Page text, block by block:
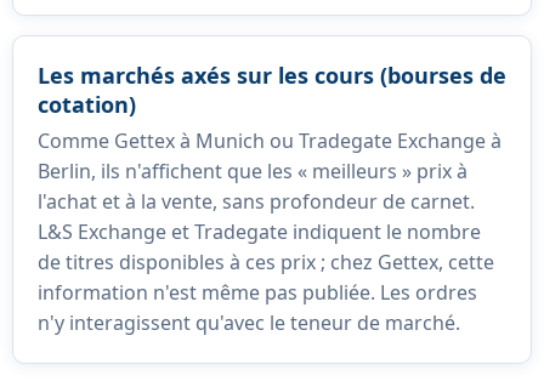
Les marchés axés sur les cours (bourses de
cotation)
Comme Gettex à Munich ou Tradegate Exchange à
Berlin, ils n'affichent que les « meilleurs » prix à
l'achat et à la vente, sans profondeur de carnet.
L&S Exchange et Tradegate indiquent le nombre
de titres disponibles à ces prix ; chez Gettex, cette
information n'est même pas publiée. Les ordres
n'y interagissent qu'avec le teneur de marché.